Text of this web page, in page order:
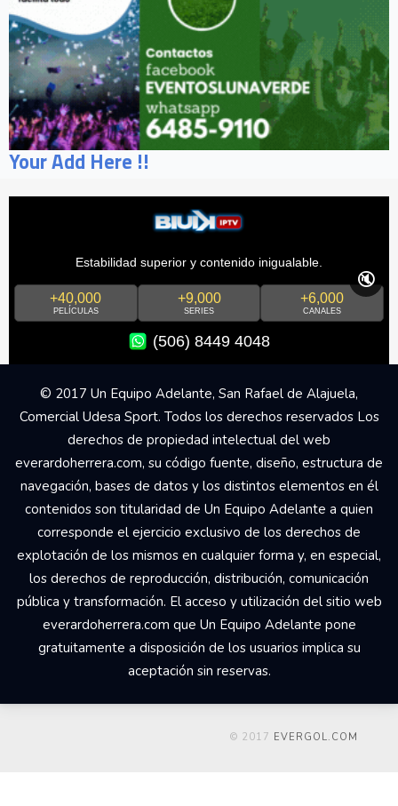
Your Add Here !!
Estabilidad superior y contenido inigualable.
+40,000
PELÍCULAS
+9,000
SERIES
+6,000
CANALES
(506) 8449 4048
🔇
© 2017 Un Equipo Adelante, San Rafael de Alajuela,
Comercial Udesa Sport. Todos los derechos reservados Los
derechos de propiedad intelectual del web
everardoherrera.com, su código fuente, diseño, estructura de
navegación, bases de datos y los distintos elementos en él
contenidos son titularidad de Un Equipo Adelante a quien
corresponde el ejercicio exclusivo de los derechos de
explotación de los mismos en cualquier forma y, en especial,
los derechos de reproducción, distribución, comunicación
pública y transformación. El acceso y utilización del sitio web
everardoherrera.com que Un Equipo Adelante pone
gratuitamente a disposición de los usuarios implica su
aceptación sin reservas.
© 2017 EVERGOL.COM